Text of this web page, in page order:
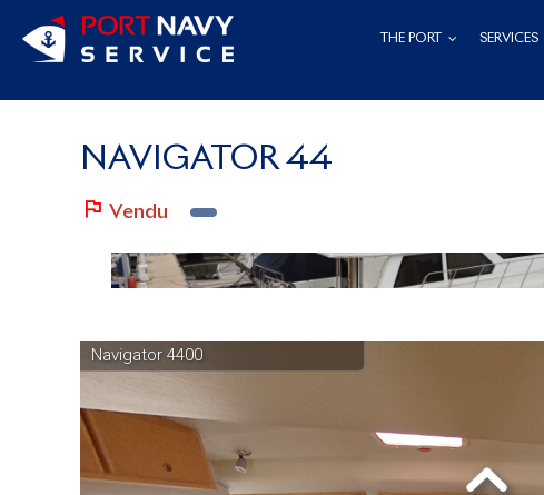
THE PORT SERVICES
NAVIGATOR 44
Vendu